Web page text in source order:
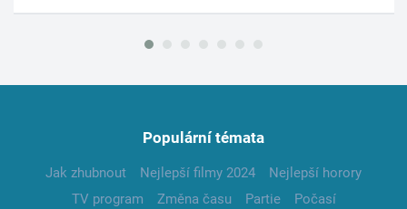
Populární témata
Jak zhubnout Nejlepší filmy 2024
Nejlepší horory
TV program
Změna času Partie
Počasí